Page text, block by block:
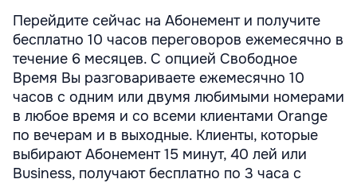
Перейдите сейчас на Абонемент и получите
бесплатно 10 часов переговоров ежемесячно в
течение 6 месяцев. С опцией Свободное
Время Вы разговариваете ежемесячно 10
часов с одним или двумя любимыми номерами
в любое время и со всеми клиентами Orange
по вечерам и в выходные. Клиенты, которые
выбирают Абонемент 15 минут, 40 лей или
Business, получают бесплатно по 3 часа с